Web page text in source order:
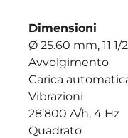
Dimensioni
Ø 25.60 mm, 11 1/
Avvolgimento
Carica
Vibrazioni
28’800 A/h, 4 Hz
Quadrato